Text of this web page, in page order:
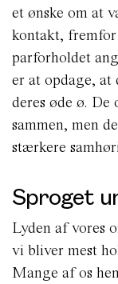
et ønske om at
kontakt, fremfor
parforholdet
er at opdage, at
deres øde ø.
sammen, men
stærkere
Sproget
Lyden af vores
vi bliver mest
Mange af os